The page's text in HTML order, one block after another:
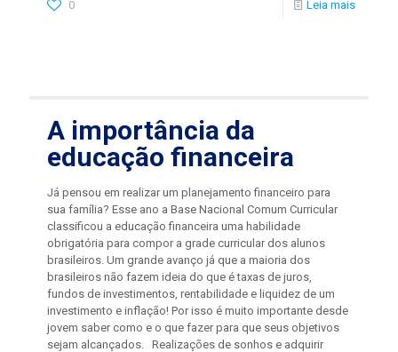
0 Leia mais
A importância da
educação financeira
Já pensou em realizar um planejamento financeiro para
sua família? Esse ano a Base Nacional Comum Curricular
classificou a educação financeira uma habilidade
obrigatória para compor a grade curricular dos alunos
brasileiros. Um grande avanço já que a maioria dos
brasileiros não fazem ideia do que é taxas de juros,
fundos de investimentos, rentabilidade e liquidez de um
investimento e inflação! Por isso é muito importante desde
jovem saber como e o que fazer para que seus objetivos
sejam alcançados. Realizações de sonhos e adquirir